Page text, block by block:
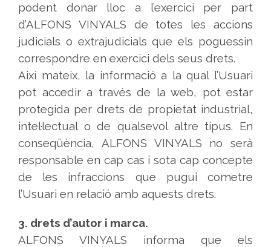
podent donar lloc a l’exercici per part
d’ALFONS VINYALS de totes les accions
judicials o extrajudicials que els poguessin
correspondre en exercici dels seus drets.
Així mateix, la informació a la qual l’Usuari
pot accedir a través de la web, pot estar
protegida per drets de propietat industrial,
intel·lectual o de qualsevol altre tipus. En
conseqüència, ALFONS VINYALS no serà
responsable en cap cas i sota cap concepte
de les infraccions que pugui cometre
l’Usuari en relació amb aquests drets.
3. drets d’autor i marca.
ALFONS VINYALS informa que els